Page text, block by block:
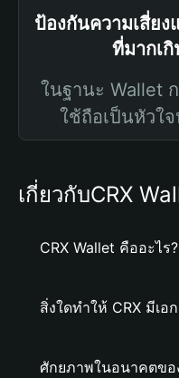
ป้องกันความเสี่ย
ที่มากเ
ในฐานะ Wallet
ใช้ถือเป็นหัวใ
เกี่ยวกับCRX
CRX Wallet คืออะไร?
สิ่งใดทำให้ CRX มีเ
ศักยภาพในอนาคตขอ